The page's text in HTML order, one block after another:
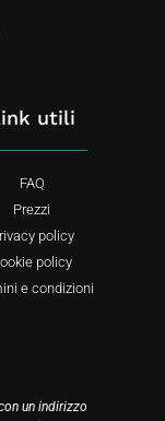
utili
FAQ
Prezzi
policy
policy
e condizioni
un indirizzo